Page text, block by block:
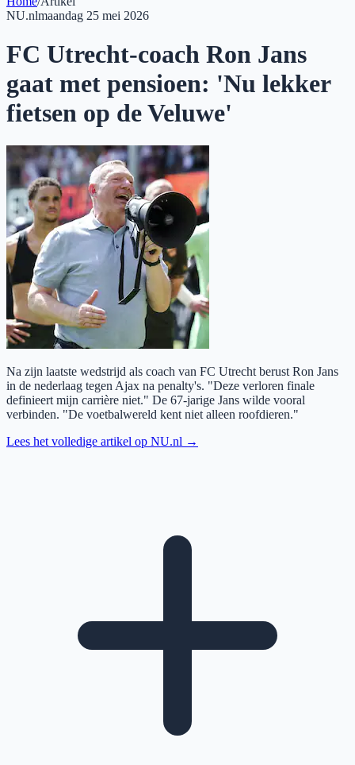
NU.nlmaandag 25 mei 2026
FC Utrecht-coach Ron Jans
gaat met pensioen: 'Nu lekker
fietsen op de Veluwe'
Na zijn laatste wedstrijd als coach van FC Utrecht berust Ron Jans
in de nederlaag tegen Ajax na penalty's. "Deze verloren finale
definieert mijn carrière niet." De 67-jarige Jans wilde vooral
verbinden. "De voetbalwereld kent niet alleen roofdieren."
Lees het volledige artikel op NU.nl →